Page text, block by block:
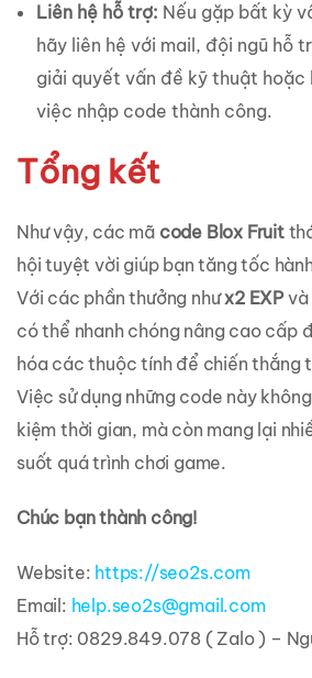
Liên hệ hỗ trợ: Nếu gặp bất kỳ
hãy liên hệ với mail, đội ngũ hỗ
giải quyết vấn đề kỹ thuật hoặc
việc nhập code thành công.
Tổng kết
Như vậy, các mã code Blox Fruit
hội tuyệt vời giúp bạn tăng tốc
Với các phần thưởng nhưx2 EXPvà
có thể nhanh chóng nâng cao cấp
hóa các thuộc tính để chiến thắng
Việc sử dụng những code này
kiệm thời gian, mà còn mang lại
suốt quá trình chơi game.
Chúc bạn thành công!
Website: https://seo2s.com
Email: help.seo2s@gmail.com
Hỗ trợ: 0829.849.078 ( Zalo ) –